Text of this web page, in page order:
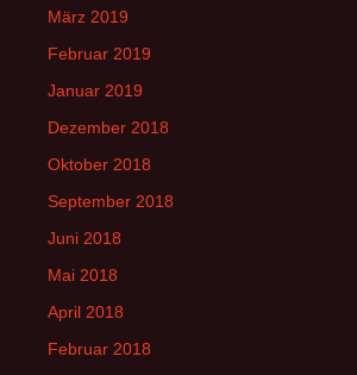
März 2019
Februar 2019
Januar 2019
Dezember 2018
Oktober 2018
September 2018
Juni 2018
Mai 2018
April 2018
Februar 2018